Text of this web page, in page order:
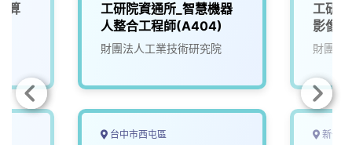
算
工研院資通所_智慧機器
人整合工程師(A404)
財團法人工業技術研究院
台中市西屯區
工研
影像
財團法
新竹